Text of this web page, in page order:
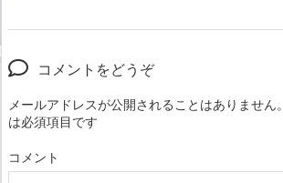
コメントをどうぞ
メールアドレスが公開されることはありません。
は必須項目です
コメント